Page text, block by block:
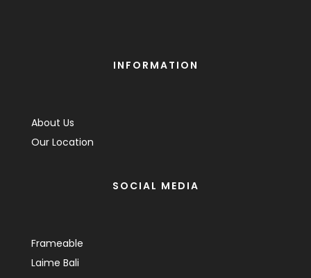
INFORMATION
About Us
Our Location
SOCIAL MEDIA
Frameable
Laime Bali